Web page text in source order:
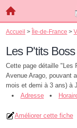
Accueil > Île-de-France >
Les P'tits
Cette page détaille "Les
Avenue Arago, pouvant
mois et demi à 3 ans) à
Adresse
Améliorer cette fiche